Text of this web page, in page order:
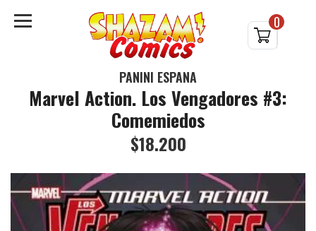
0
PANINI ESPAÑA
Marvel Action. Los Vengadores #3:
Comemiedos
$18.200